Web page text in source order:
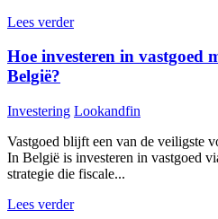
Lees verder
Hoe investeren in vastgoed
België?
Investering Lookandfin
Vastgoed blijft een van de veiligste
In België is investeren in vastgoed
strategie die fiscale...
Lees verder